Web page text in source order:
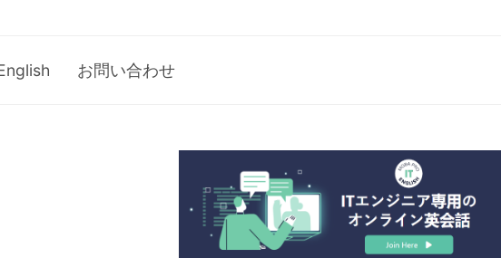
お問い合わせ